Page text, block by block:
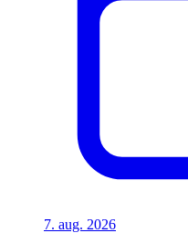
7. aug. 2026